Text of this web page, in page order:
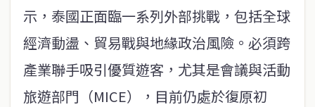
示，泰國正面臨一系列外部挑戰，包括全球
經濟動盪、貿易戰與地緣政治風險。必須跨
產業聯手吸引優質遊客，尤其是會議與活動
旅遊部門（MICE），目前仍處於復原初